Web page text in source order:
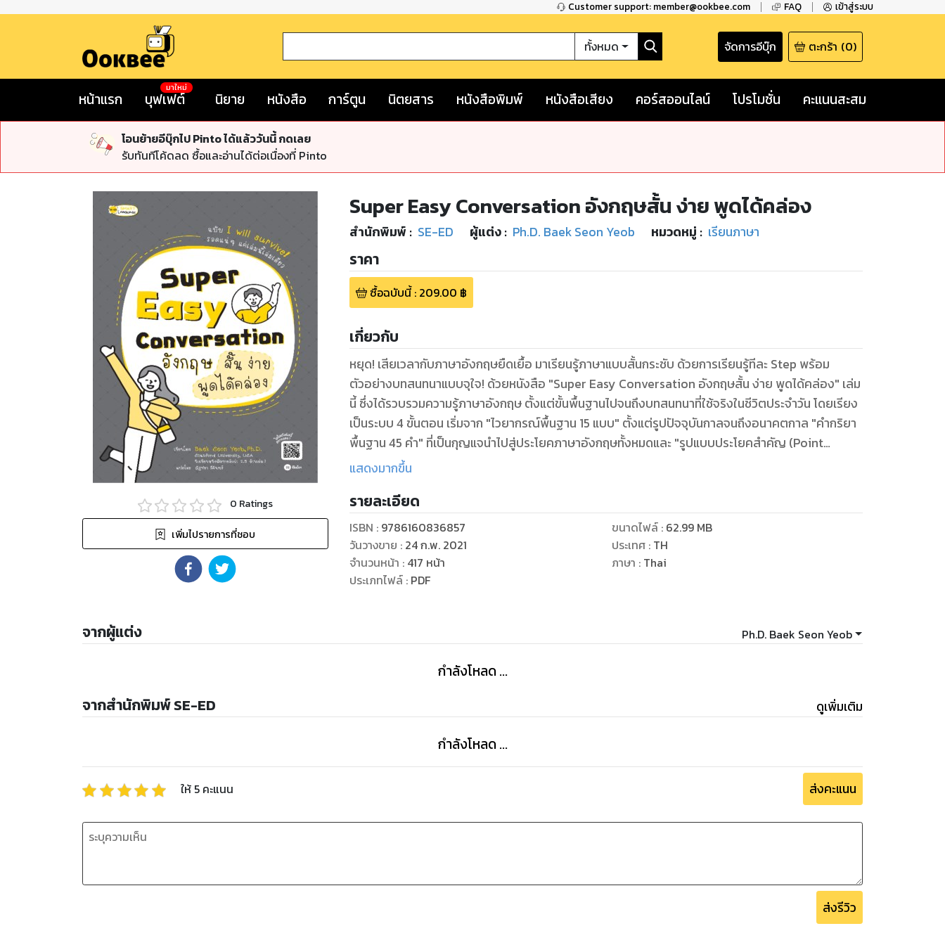
Customer support: member@ookbee.com FAQ เข้าสู่ระบบ
ทั้งหมด จัดการอีบุ๊ก ตะกร้า (0)
หน้าแรก บุฟเฟต์
มาใหม่
นิยาย หนังสือ การ์ตูน นิตยสาร หนังสือพิมพ์ หนังสือเสียง คอร์สออนไลน์ โปรโมชั่น คะแนนสะสม
โอนย้ายอีบุ๊กไป Pinto ได้แล้ววันนี้ กดเลย
รับทันทีโค้ดลด ซื้อและอ่านได้ต่อเนื่องที่ Pinto
0 Ratings
เพิ่มไปรายการที่ชอบ
Super Easy Conversation อังกฤษสั้น ง่าย พูดได้คล่อง
สำนักพิมพ์ : SE-ED ผู้แต่ง : Ph.D. Baek Seon Yeob หมวดหมู่ : เรียนภาษา
ราคา
ซื้อฉบับนี้: 209.00 ฿
เกี่ยวกับ
หยุด! เสียเวลากับภาษาอังกฤษยืดเยื้อ มาเรียนรู้ภาษาแบบสั้นกระชับ ด้วยการเรียนรู้ทีละ Step พร้อม
ตัวอย่างบทสนทนาแบบจุใจ! ด้วยหนังสือ "Super Easy Conversation อังกฤษสั้น ง่าย พูดได้คล่อง" เล่ม
นี้ ซึ่งได้รวบรวมความรู้ภาษาอังกฤษ ตั้งแต่ขั้นพื้นฐานไปจนถึงบทสนทนาที่ใช้จริงในชีวิตประจำวัน โดยเรียง
เป็นระบบ 4 ขั้นตอน เริ่มจาก "ไวยากรณ์พื้นฐาน 15 แบบ" ตั้งแต่รูปปัจจุบันกาลจนถึงอนาคตกาล "คำกริยา
พื้นฐาน 45 คำ" ที่เป็นกุญแจนำไปสู่ประโยคภาษาอังกฤษทั้งหมดและ "รูปแบบประโยคสำคัญ (Point
Pattern)" 55 รูปแบบ ที่เป็นพื้นฐานของประโยคสนทนในชีวิตประจำวัน ก่อนส่งท้ายด้วยโบนัสพิเศษ ที่รวม
แสดงมากขึ้น
รายละเอียด
ISBN : 9786160836857
วันวางขาย : 24 ก.พ. 2021
จำนวนหน้า : 417 หน้า
ประเภทไฟล์: PDF
ขนาดไฟล์: 62.99 MB
ประเทศ : TH
ภาษา : Thai
จากผู้แต่ง Ph.D. Baek Seon Yeob
กำลังโหลด ...
จากสำนักพิมพ์ SE-ED ดูเพิ่มเติม
กำลังโหลด ...
ให้ 5 คะแนน ส่งคะแนน
ส่งรีวิว